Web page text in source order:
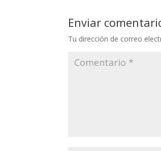
Enviar
Tu dirección de correo